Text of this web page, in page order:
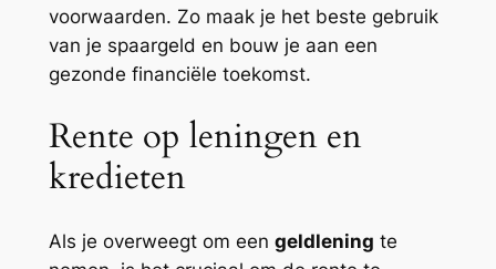
voorwaarden. Zo maak je het beste gebruik
van je spaargeld en bouw je aan een
gezonde financiële toekomst.
Rente op leningen en
kredieten
Als je overweegt om een geldlening te